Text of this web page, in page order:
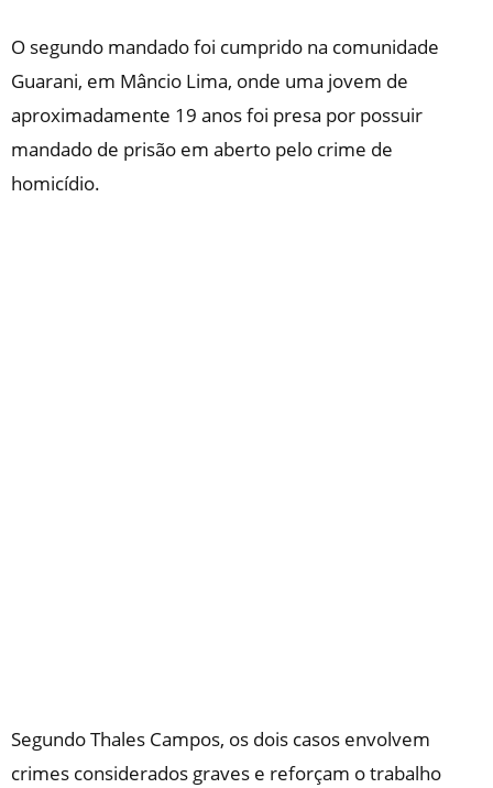
O segundo mandado foi cumprido na comunidade
Guarani, em Mâncio Lima, onde uma jovem de
aproximadamente 19 anos foi presa por possuir
mandado de prisão em aberto pelo crime de
homicídio.
Segundo Thales Campos, os dois casos envolvem
crimes considerados graves e reforçam o trabalho